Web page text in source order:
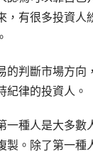
，有很多投資
的判斷市場方
紀律的投資人。
一種人是大多
製。除了第一